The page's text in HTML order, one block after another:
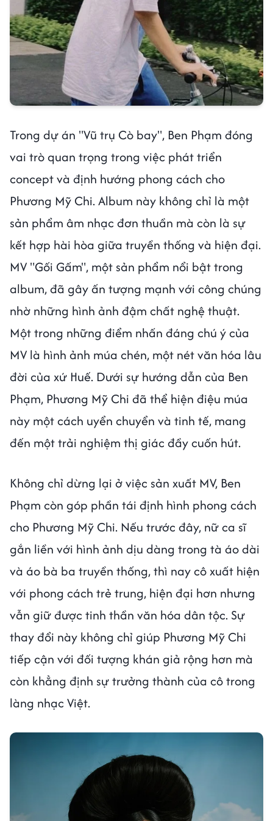
Trong dự án "Vũ trụ Cò bay", Ben Phạm đóng
vai trò quan trọng trong việc phát triển
concept và định hướng phong cách cho
Phương Mỹ Chi. Album này không chỉ là một
sản phẩm âm nhạc đơn thuần mà còn là sự
kết hợp hài hòa giữa truyền thống và hiện đại.
MV "Gối Gấm", một sản phẩm nổi bật trong
album, đã gây ấn tượng mạnh với công chúng
nhờ những hình ảnh đậm chất nghệ thuật.
Một trong những điểm nhấn đáng chú ý của
MV là hình ảnh múa chén, một nét văn hóa lâu
đời của xứ Huế. Dưới sự hướng dẫn của Ben
Phạm, Phương Mỹ Chi đã thể hiện điệu múa
này một cách uyển chuyển và tinh tế, mang
đến một trải nghiệm thị giác đầy cuốn hút.
Không chỉ dừng lại ở việc sản xuất MV, Ben
Phạm còn góp phần tái định hình phong cách
cho Phương Mỹ Chi. Nếu trước đây, nữ ca sĩ
gắn liền với hình ảnh dịu dàng trong tà áo dài
và áo bà ba truyền thống, thì nay cô xuất hiện
với phong cách trẻ trung, hiện đại hơn nhưng
vẫn giữ được tinh thần văn hóa dân tộc. Sự
thay đổi này không chỉ giúp Phương Mỹ Chi
tiếp cận với đối tượng khán giả rộng hơn mà
còn khẳng định sự trưởng thành của cô trong
làng nhạc Việt.